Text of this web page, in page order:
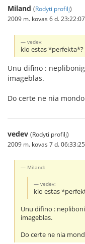
Miland (Rodyti profilį)
2009 m. kovas 6 d. 23:22:07
vedev:
kio estas *perfekta*?
Unu difino :
imageblas.
Do certe ne nia
vedev (Rodyti profilį)
2009 m. kovas 7 d. 06:33:25
Miland:
vedev:
kio estas
Unu difino :
imageblas.
Do certe ne nia